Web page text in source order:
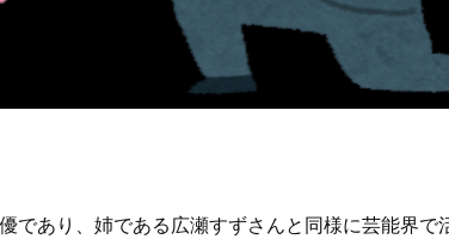
であり、姉である広瀬すずさんと同様に芸能界で